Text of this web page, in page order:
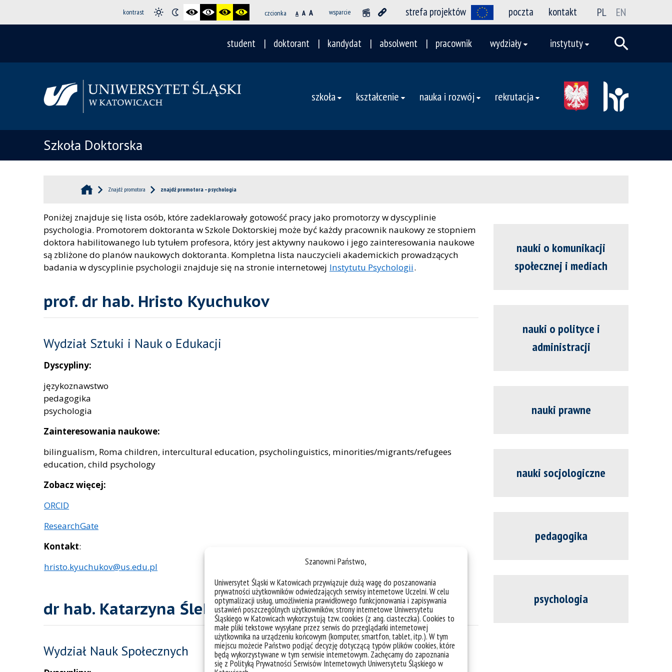
Szanowni Państwo,
Uniwersytet Śląski w Katowicach przywiązuje dużą wagę do poszanowania
prywatności użytkowników odwiedzających serwisy internetowe Uczelni. W celu
optymalizacji usług, umożliwienia prawidłowego funkcjonowania i zapisywania
ustawień poszczególnych użytkowników, strony internetowe Uniwersytetu
Śląskiego w Katowicach wykorzystują tzw. cookies (z ang. ciasteczka). Cookies to
małe pliki tekstowe wysyłane przez serwis do przeglądarki internetowej
użytkownika na urządzeniu końcowym (komputer, smartfon, tablet, itp.). W tym
miejscu możecie Państwo podjąć decyzję dotyczącą typów plików cookies, które
będą wykorzystywane w tym serwisie internetowym. Zachęcamy do zapoznania
się z Polityką Prywatności Serwisów Internetowych Uniwersytetu Śląskiego w
kontrast czcionka A A A wsparcie strefa projektów poczta kontakt PL EN
student doktorant kandydat absolwent pracownik wydziały instytuty
szkoła kształcenie nauka i rozwój rekrutacja
Szkoła Doktorska
Znajdź promotora znajdź promotora – psychologia
Poniżej znajduje się lista osób, które zadeklarowały gotowość pracy jako promotorzy w dyscyplinie
psychologia. Promotorem doktoranta w Szkole Doktorskiej może być każdy pracownik naukowy ze stopniem
doktora habilitowanego lub tytułem profesora, który jest aktywny naukowo i jego zainteresowania naukowe
są zbliżone do planów naukowych doktoranta. Kompletna lista nauczycieli akademickich prowadzących
badania w dyscyplinie psychologii znajduje się na stronie internetowej Instytutu Psychologii.
prof. dr hab. Hristo Kyuchukov
Wydział Sztuki i Nauk o Edukacji
Dyscypliny:
językoznawstwo
pedagogika
psychologia
Zainteresowania naukowe:
bilingualism, Roma children, intercultural education, psycholinguistics, minorities/migrants/refugees
education, child psychology
Zobacz więcej:
ORCID
ResearchGate
Kontakt:
hristo.kyuchukov@us.edu.pl
dr hab. Katarzyna Ślebarska, prof. UŚ
Wydział Nauk Społecznych
nauki o komunikacji
społecznej i mediach
nauki o polityce i
administracji
nauki prawne
nauki socjologiczne
pedagogika
psychologia